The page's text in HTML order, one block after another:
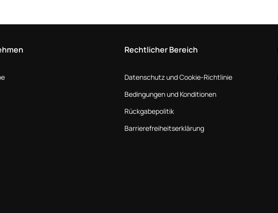
Rechtlicher Bereich
Datenschutz und Cookie-Richtlinie
Bedingungen und Konditionen
Rückgabepolitik
Barrierefreiheitserklärung